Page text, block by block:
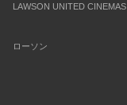
LAWSON UNITED CINEMAS
ローソン